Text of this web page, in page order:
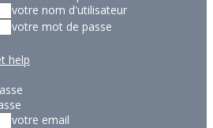
votre nom d'utilisateur
votre mot de passe
help
votre email